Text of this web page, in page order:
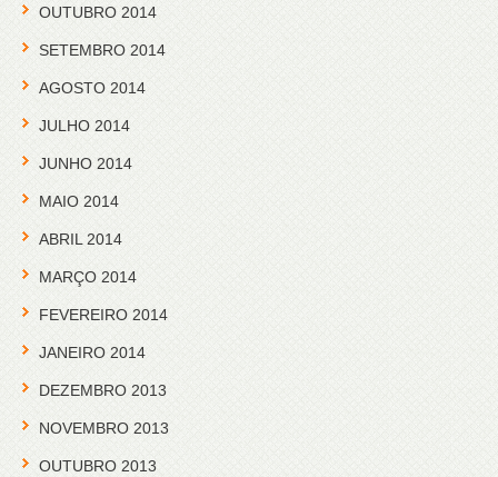
OUTUBRO 2014
SETEMBRO 2014
AGOSTO 2014
JULHO 2014
JUNHO 2014
MAIO 2014
ABRIL 2014
MARÇO 2014
FEVEREIRO 2014
JANEIRO 2014
DEZEMBRO 2013
NOVEMBRO 2013
OUTUBRO 2013